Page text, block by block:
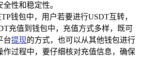
性和稳定性。
TP钱包中，用户若要进行USDT互转，
充值到钱包中，充值方式多样，既可
台提现的方式，也可以从其他钱包进行
作过程中，要仔细核对充值信息，确保